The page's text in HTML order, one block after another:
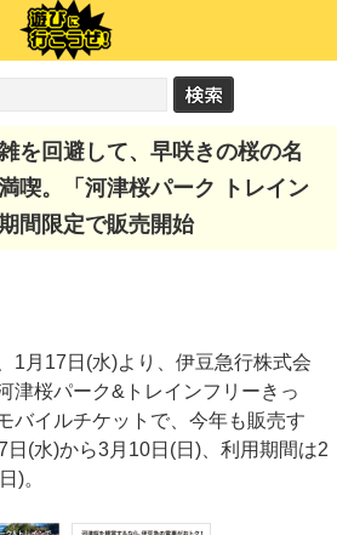
を回避して、早咲きの桜の名
喫。「河津桜パーク トレイン
間限定で販売開始
1月17日(水)より、伊豆急行株式会
津桜パーク&トレインフリーきっ
バイルチケットで、今年も販売す
日(水)から3月10日(日)、利用期間は2
)。